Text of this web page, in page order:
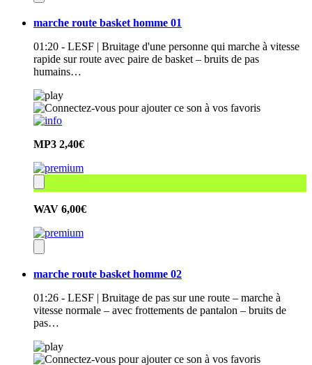
marche route basket homme 01
01:20 - LESF | Bruitage d'une personne qui marche à vitesse
rapide sur route avec paire de basket – bruits de pas
humains…
MP3 2,40€
WAV 6,00€
marche route basket homme 02
01:26 - LESF | Bruitage de pas sur une route – marche à
vitesse normale – avec frottements de pantalon – bruits de
pas…